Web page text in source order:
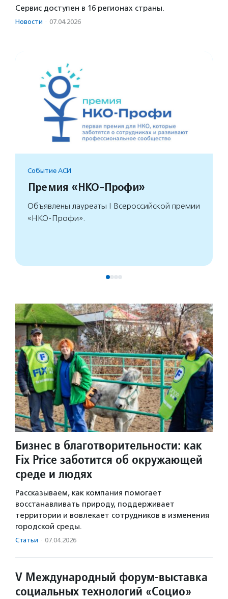
Сервис доступен в 16 регионах страны.
Новости · 07.04.2026
Событие АСИ
Премия «НКО-Профи»
Объявлены лауреаты I Всероссийской премии
«НКО-Профи».
Бизнес в благотворительности: как
Fix Price заботится об окружающей
среде и людях
Рассказываем, как компания помогает
восстанавливать природу, поддерживает
территории и вовлекает сотрудников в изменения
городской среды.
Статьи · 07.04.2026
V Международный форум-выставка
социальных технологий «Социо»